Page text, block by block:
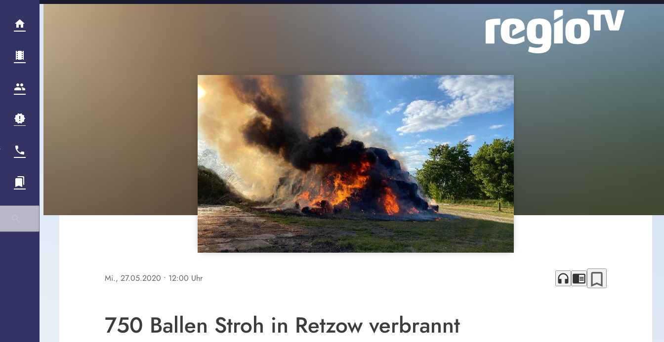
Mi., 27.05.2020 • 12:00 Uhr headphones chrome_reader_mode bookmark_border
750 Ballen Stroh in Retzow verbrannt